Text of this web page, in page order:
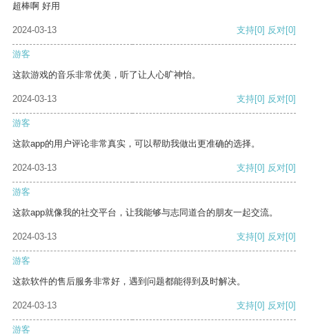
超棒啊 好用
2024-03-13 支持[0] 反对[0]
游客
这款游戏的音乐非常优美，听了让人心旷神怡。
2024-03-13 支持[0] 反对[0]
游客
这款app的用户评论非常真实，可以帮助我做出更准确的选择。
2024-03-13 支持[0] 反对[0]
游客
这款app就像我的社交平台，让我能够与志同道合的朋友一起交流。
2024-03-13 支持[0] 反对[0]
游客
这款软件的售后服务非常好，遇到问题都能得到及时解决。
2024-03-13 支持[0] 反对[0]
游客